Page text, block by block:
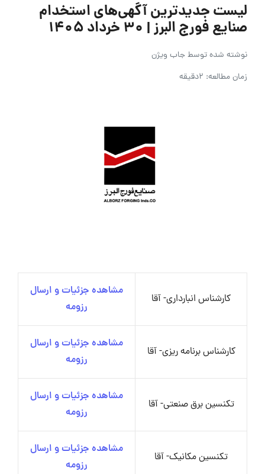
لیست جدیدترین آگهی‌های استخدام
صنایع فورج البرز | ۳۰ خرداد ۱۴۰۵
نوشته شده توسطجاب ویژن
زمان مطالعه: 2دقیقه
کارشناس انبارداری- آقا
مشاهده جزئیات و ارسال
رزومه
کارشناس برنامه ریزی- آقا
مشاهده جزئیات و ارسال
رزومه
تکنسین برق صنعتی- آقا
مشاهده جزئیات و ارسال
رزومه
تکنسین مکانیک- آقا
مشاهده جزئیات و ارسال
رزومه